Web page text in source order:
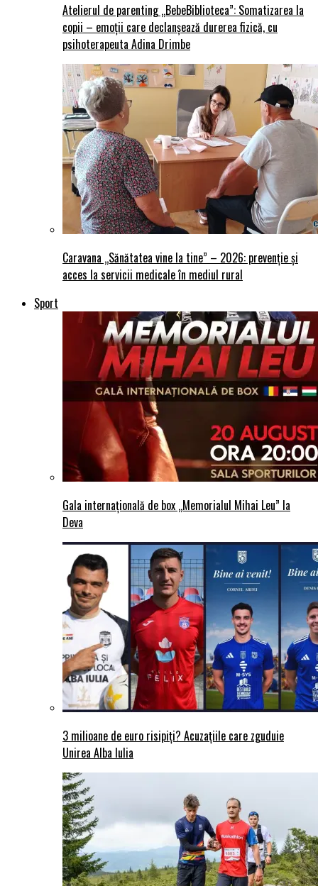
Atelierul de parenting „BebeBiblioteca”: Somatizarea la
copii – emoții care declanșează durerea fizică, cu
psihoterapeuta Adina Drimbe
Caravana „Sănătatea vine la tine” – 2026: prevenție și
acces la servicii medicale în mediul rural
Sport
Gala internațională de box „Memorialul Mihai Leu” la
Deva
3 milioane de euro risipiți? Acuzațiile care zguduie
Unirea Alba Iulia